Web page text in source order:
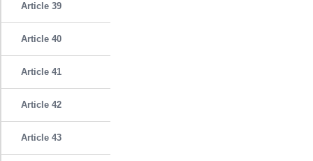
Article 39
Article 40
Article 41
Article 42
Article 43